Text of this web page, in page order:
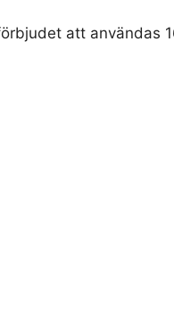
att användas